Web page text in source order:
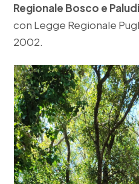
Regionale Bosco e
con Legge Regionale
2002.